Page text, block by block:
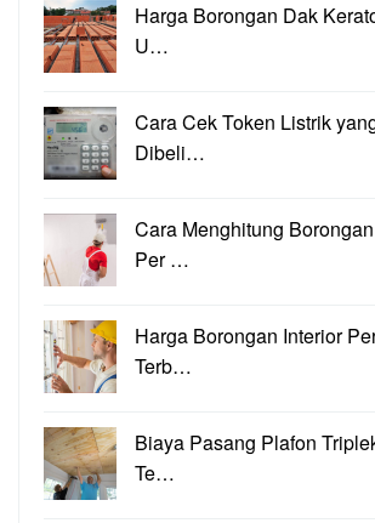
Harga Borongan Dak
U…
Cara Cek Token Listrik
Dibeli…
Cara Menghitung
Per …
Harga Borongan Interior
Terb…
Biaya Pasang Plafon
Te…